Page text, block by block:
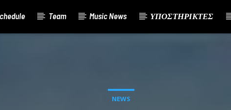
Team Music News ΥΠΟΣΤΗΡΙΚΤΕΣ
NEWS